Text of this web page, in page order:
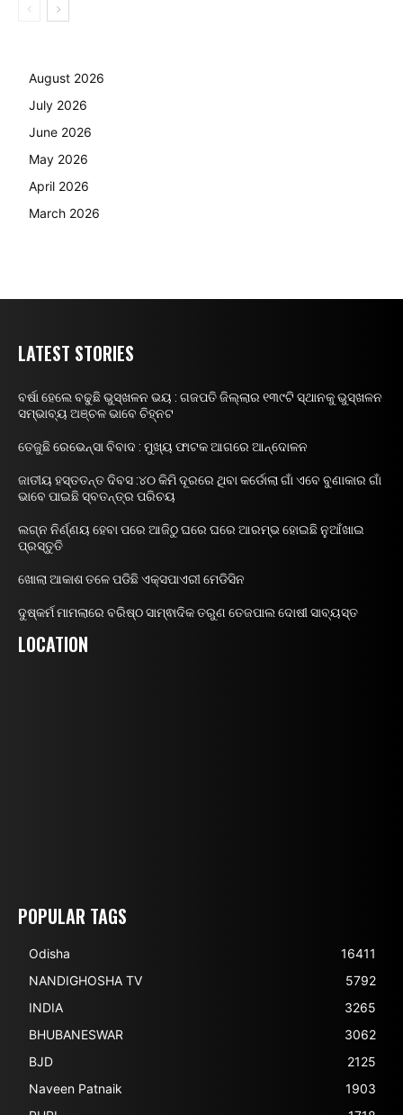
August 2026
July 2026
June 2026
May 2026
April 2026
March 2026
LATEST STORIES
ବର୍ଷା ହେଲେ ବଢୁଛି ଭୁସ୍ଖଳନ ଭୟ : ଗଜପତି ଜିଲ୍ଲାର ୧୩୯ଟି ସ୍ଥାନକୁ ଭୁସ୍ଖଳନ
ସମ୍ଭାବ୍ୟ ଅଞ୍ଚଳ ଭାବେ ଚିହ୍ନଟ
ତେଜୁଛି ରେଭେନ୍ସା ବିବାଦ : ମୁଖ୍ୟ ଫାଟକ ଆଗରେ ଆନ୍ଦୋଳନ
ଜାତୀୟ ହସ୍ତତନ୍ତ ଦିବସ :୪୦ କିମି ଦୂରରେ ଥିବା କର୍ଡୋଲା ଗାଁ ଏବେ ବୁଣାକାର ଗାଁ
ଭାବେ ପାଇଛି ସ୍ବତନ୍ତ୍ର ପରିଚୟ
ଲଗ୍ନ ନିର୍ଣ୍ଣୟ ହେବା ପରେ ଆଜିଠୁ ଘରେ ଘରେ ଆରମ୍ଭ ହୋଇଛି ନୁଆଁଖାଇ
ପ୍ରସ୍ତୁତି
ଖୋଲା ଆକାଶ ତଳେ ପଡିଛି ଏକ୍ସପାଏରୀ ମେଡିସିନ
ଦୁଷ୍କର୍ମ ମାମଲାରେ ବରିଷ୍ଠ ସାମ୍ଵାଦିକ ତରୁଣ ତେଜପାଲ ଦୋଷୀ ସାବ୍ୟସ୍ତ
LOCATION
POPULAR TAGS
Odisha
16411
NANDIGHOSHA TV
5792
INDIA
3265
BHUBANESWAR
3062
BJD
2125
Naveen Patnaik
1903